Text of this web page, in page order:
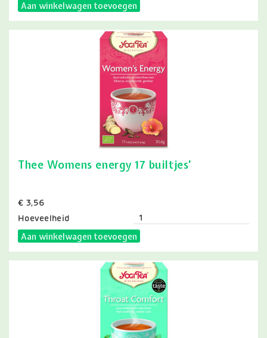
Aan winkelwagen toevoegen
Thee Womens energy 17 builtjes'
Prijs
€ 3,56
Hoeveelheid
Aan winkelwagen toevoegen